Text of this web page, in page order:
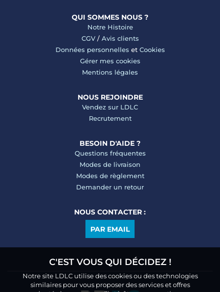
C'EST VOUS QUI DÉCIDEZ !
Notre site LDLC utilise des cookies ou des technologies
similaires pour vous proposer des services et offres
QUI SOMMES NOUS ?
Notre Histoire
CGV/ Avis clients
Données personnelles et Cookies
Gérer mes cookies
Mentions légales
NOUS REJOINDRE
Vendez sur LDLC
Recrutement
BESOIN D'AIDE ?
Questions fréquentes
Modes de livraison
Modes de règlement
Demander un retour
NOUS CONTACTER :
PAR EMAIL